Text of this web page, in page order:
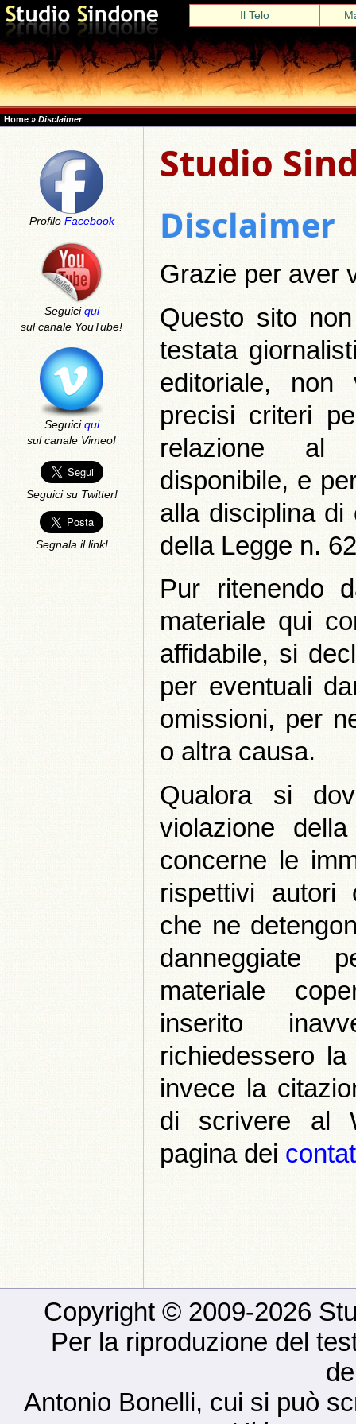
Il Telo
Home » Disclaimer
Profilo Facebook
Seguici qui
sul canale YouTube!
Seguici qui
sul canale Vimeo!
Seguici su Twitter!
Segnala il link!
Studio
Disclaimer
Grazie per aver
Questo sito
testata
editoriale, non
precisi criteri
relazione
disponibile, e
alla disciplina
della Legge n.
Pur ritenendo
materiale qui
affidabile, si
per eventuali
omissioni, per
o altra causa.
Qualora si
violazione
concerne le
rispettivi autori
che ne
danneggiate
materiale
inserito
richiedessero
invece la
di scrivere al
pagina dei
Copyright © 2009-2026
Per la riproduzione del
Antonio Bonelli, cui si può